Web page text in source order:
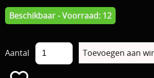
Beschikbaar - Voorraad: 12
Aantal